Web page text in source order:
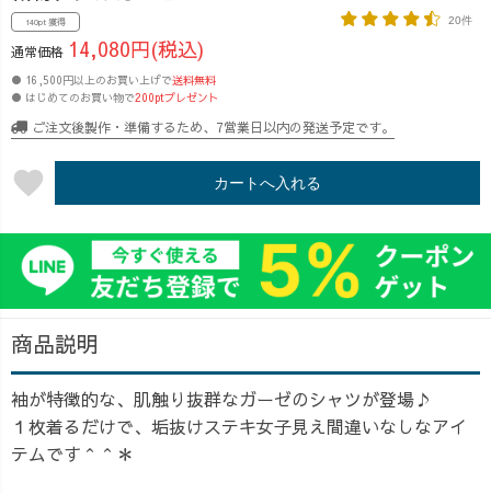
140pt 獲得 20件
通常価格 14,080円(税込)
● 16,500円以上のお買い上げで送料無料
● はじめてのお買い物で200ptプレゼント
ご注文後製作・準備するため、7営業日以内の発送予定です。
favorite カートへ入れる
商品説明
袖が特徴的な、肌触り抜群なガーゼのシャツが登場♪
１枚着るだけで、垢抜けステキ女子見え間違いなしなアイ
テムです＾＾＊